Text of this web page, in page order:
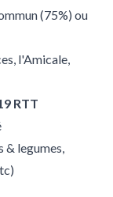
(75%) ou
l'Amicale,
RTT
& legumes,